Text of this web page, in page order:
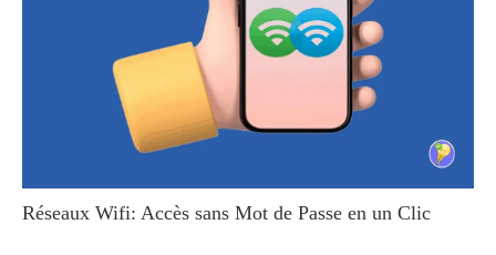
Réseaux Wifi: Accès sans Mot de Passe en un Clic